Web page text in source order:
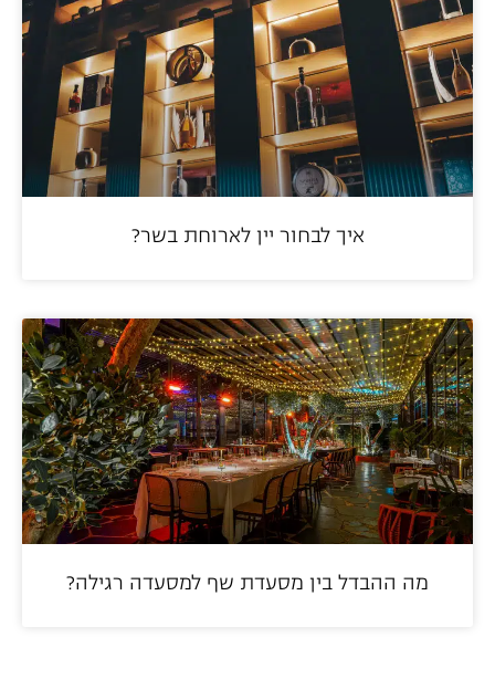
איך לבחור יין לארוחת בשר?
מה ההבדל בין מסעדת שף למסעדה רגילה?